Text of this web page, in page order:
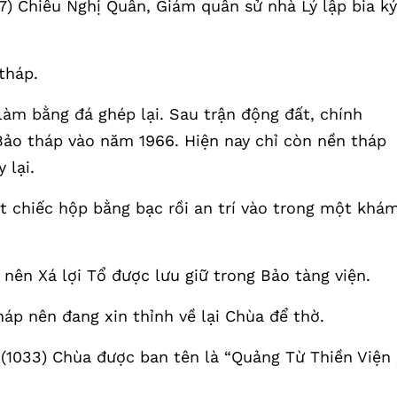
Chiêu Nghị Quân, Giám quân sử nhà Lý lập bia ký
bằng đá ghép lại. Sau trận động đất, chính
tháp vào năm 1966. Hiện nay chỉ còn nền tháp
lại.
chiếc hộp bằng bạc rồi an trí vào trong một
Xá lợi Tổ được lưu giữ trong Bảo tàng viện.
nên đang xin thỉnh về lại Chùa để thờ.
Chùa được ban tên là “Quảng Từ Thiền Viện